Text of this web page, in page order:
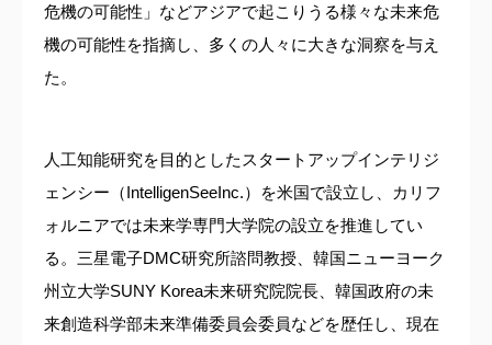
危機の可能性」などアジアで起こりうる様々な未来危
機の可能性を指摘し、多くの人々に大きな洞察を与え
た。
人工知能研究を目的としたスタートアップインテリジ
ェンシー（IntelligenSeeInc.）を米国で設立し、カリフ
ォルニアでは未来学専門大学院の設立を推進してい
る。三星電子DMC研究所諮問教授、韓国ニューヨーク
州立大学SUNY Korea未来研究院院長、韓国政府の未
来創造科学部未来準備委員会委員などを歴任し、現在